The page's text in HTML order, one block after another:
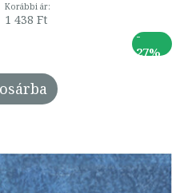
Korábbi ár:
1 438 Ft
-
27%